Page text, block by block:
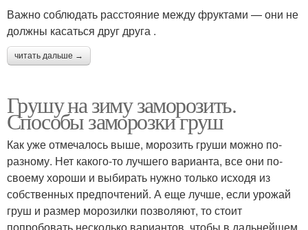
Важно соблюдать расстояние между фруктами — они не
должны касаться друг друга .
читать дальше →
Грушу на зиму заморозить.
Способы заморозки груш
Как уже отмечалось выше, морозить груши можно по-
разному. Нет какого-то лучшего варианта, все они по-
своему хороши и выбирать нужно только исходя из
собственных предпочтений. А еще лучше, если урожай
груш и размер морозилки позволяют, то стоит